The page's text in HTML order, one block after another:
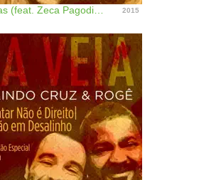
Maneiras (feat. Zeca Pagodinho e Marcelo D2) - Single 2015